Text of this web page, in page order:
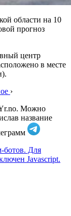
области на 10
прогноз
центр
в месте
›
Можно
название
ботов. Для
Javascript.